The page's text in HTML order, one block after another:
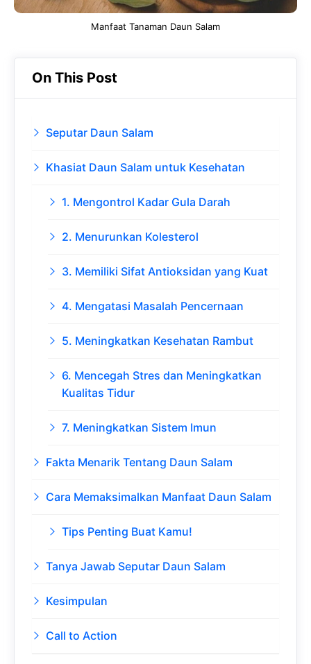
Manfaat Tanaman Daun Salam
On This Post
Seputar Daun Salam
Khasiat Daun Salam untuk Kesehatan
1. Mengontrol Kadar Gula Darah
2. Menurunkan Kolesterol
3. Memiliki Sifat Antioksidan yang Kuat
4. Mengatasi Masalah Pencernaan
5. Meningkatkan Kesehatan Rambut
6. Mencegah Stres dan Meningkatkan
Kualitas Tidur
7. Meningkatkan Sistem Imun
Fakta Menarik Tentang Daun Salam
Cara Memaksimalkan Manfaat Daun Salam
Tips Penting Buat Kamu!
Tanya Jawab Seputar Daun Salam
Kesimpulan
Call to Action